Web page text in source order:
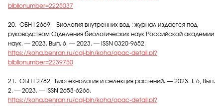
biblionumber=2225037
20. ОБН I 2669 Биология внутренних вод : журнал издается под
руководством Отделения биологических наук Российской академии
наук. — 2023. Вып. 6. — 2023. — ISSN 0320-9652.
https://koha.benran.ru/cgi-bin/koha/opac-detail.pl?
biblionumber=2239750
21. ОБН I 2782 Биотехнология и селекция растений. — 2023. Т. 6, Вып.
2. — 2023. — ISSN 2658-6266.
https://koha.benran.ru/cgi-bin/koha/opac-detail.pl?